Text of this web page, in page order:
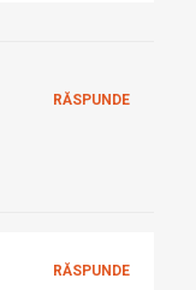
RĂSPUNDE
RĂSPUNDE